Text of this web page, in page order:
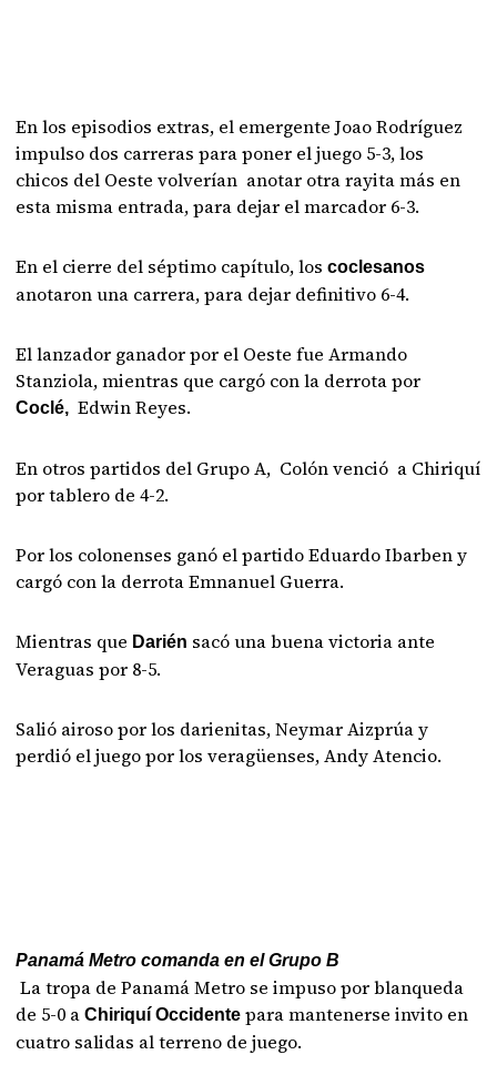
En los episodios extras, el emergente Joao Rodríguez
impulso dos carreras para poner el juego 5-3, los
chicos del Oeste volverían anotar otra rayita más en
esta misma entrada, para dejar el marcador 6-3.
En el cierre del séptimo capítulo, loscoclesanos
anotaron una carrera, para dejar definitivo 6-4.
El lanzador ganador por el Oeste fue Armando
Stanziola, mientras que cargó con la derrota por
Coclé, Edwin Reyes.
En otros partidos del Grupo A, Colón venció a Chiriquí
por tablero de 4-2.
Por los colonenses ganó el partido Eduardo Ibarben y
cargó con la derrota Emnanuel Guerra.
Mientras que Darién sacó una buena victoria ante
Veraguas por 8-5.
Salió airoso por los darienitas, Neymar Aizprúa y
perdió el juego por los veragüenses, Andy Atencio.
Panamá Metro comanda en el Grupo B
La tropa de Panamá Metro se impuso por blanqueda
de 5-0 aChiriquí Occidente para mantenerse invito en
cuatro salidas al terreno de juego.